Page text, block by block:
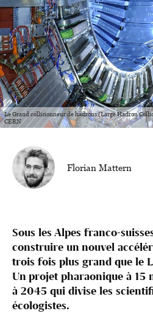
Le Grand collisionneur de hadrons (Large Hadron
CERN
Florian Mattern
Sous les Alpes franco-
construire un nouvel
trois fois plus grand que le
Un projet pharaonique à 15
à 2045 qui divise les
écologistes.